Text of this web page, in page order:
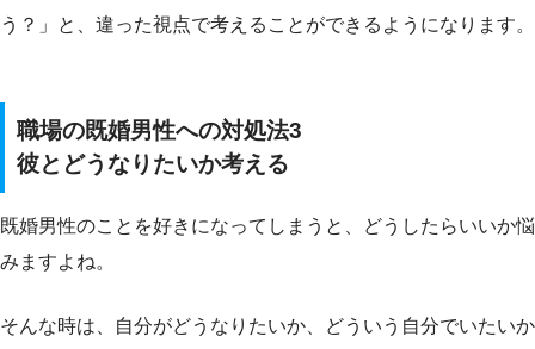
う？」と、違った視点で考えることができるようになります。
職場の既婚男性への対処法3
彼とどうなりたいか考える
既婚男性のことを好きになってしまうと、どうしたらいいか悩
みますよね。
そんな時は、自分がどうなりたいか、どういう自分でいたいか